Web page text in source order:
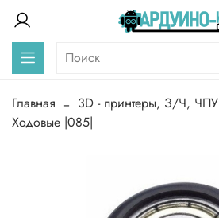
Главная 3D - принтеры, З/Ч, ЧПУ
Ходовые |085|